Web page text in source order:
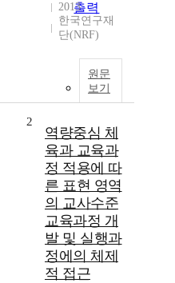
출력
2013
한국연구재
단(NRF)
원문
보기
2
역량중심 체
육과 교육과
정 적용에 따
른 표현 영역
의 교사수준
교육과정 개
발 및 실행과
정에의 체제
적 접근